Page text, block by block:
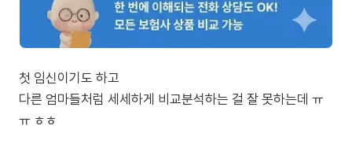
첫 임신이기도 하고
다른 엄마들처럼 세세하게 비교분석하는 걸 잘 못하는데 ㅠ
ㅠ ㅎㅎ